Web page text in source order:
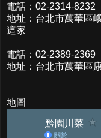
電話：02-2314-8232
地址：台北市萬華區
這家
電話：02-2389-2369
地址：台北市萬華區
地圖